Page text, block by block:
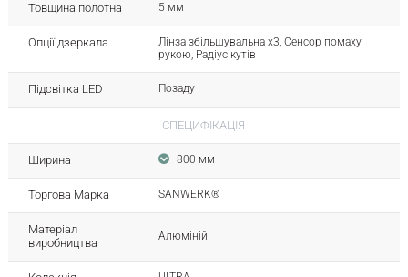
Товщина полотна 5 мм
Опції дзеркала
Лінза збільшувальна x3, Сенсор помаху
рукою, Радіус кутів
Підсвітка LED Позаду
СПЕЦИФІКАЦІЯ
Ширина 800 мм
Торгова Марка SANWERK®
Матеріал
виробництва
Алюміній